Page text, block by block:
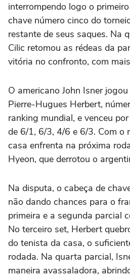
interrompendo logo o
chave número cinco do
restante de seus saques. Na
Cilic retomou as rédeas da
vitória no confronto, com
O americano John Isner
Pierre-Hugues Herbert,
ranking mundial, e venceu
de 6/1, 6/3, 4/6 e 6/3. Com o
casa enfrenta na próxima
Hyeon, que derrotou o
Na disputa, o cabeça de
não dando chances para o
primeira e a segunda parcial
No terceiro set, Herbert
do tenista da casa, o
rodada. Na quarta parcial,
maneira avassaladora,